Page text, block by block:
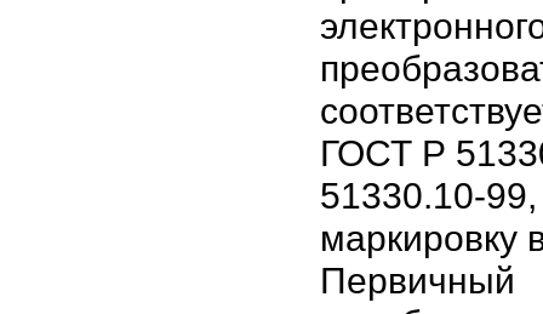
ГОСТ Р
51330.10-
маркировку
Первичный